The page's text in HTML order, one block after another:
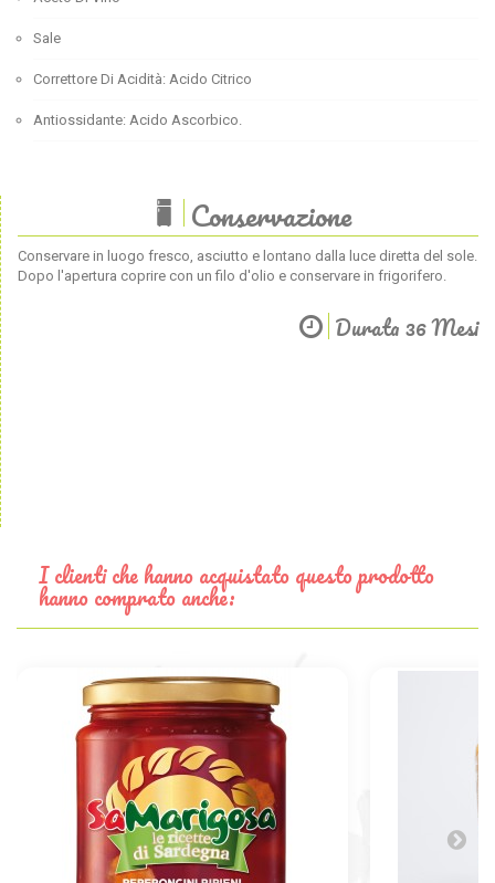
Sale
Correttore Di Acidità: Acido Citrico
Antiossidante: Acido Ascorbico.
Conservazione
Conservare in luogo fresco, asciutto e lontano dalla luce diretta del sole.
Dopo l'apertura coprire con un filo d'olio e conservare in frigorifero.
Durata 36 Mesi
I clienti che hanno acquistato questo prodotto
hanno comprato anche: